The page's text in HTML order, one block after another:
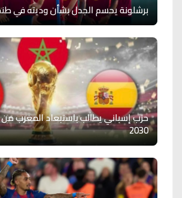
برشلونة يحسم الجدل بشأن وديته في
حزب إسباني يطالب باستبعاد المغرب
2030